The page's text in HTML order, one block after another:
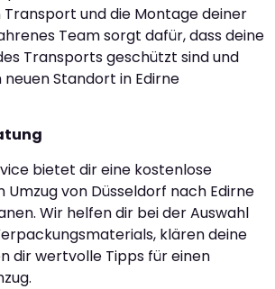
und die Montage deiner
Team sorgt dafür, dass deine
Transports geschützt sind und
Standort in Edirne
bietet dir eine kostenlose
Umzug von Düsseldorf nach Edirne
Wir helfen dir bei der Auswahl
klären deine
dir wertvolle Tipps für einen